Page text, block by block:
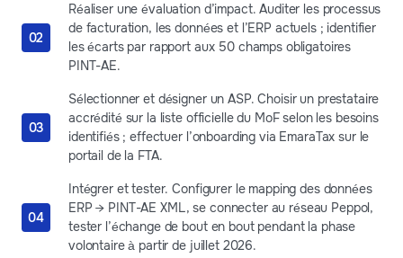
Réaliser une évaluation d’impact. Auditer les processus
de facturation, les données et l’ERP actuels ; identifier
les écarts par rapport aux 50 champs obligatoires
PINT-AE.
Sélectionner et désigner un ASP. Choisir un prestataire
accrédité sur la liste officielle du MoF selon les besoins
identifiés ; effectuer l’onboarding via EmaraTax sur le
portail de la FTA.
Intégrer et tester. Configurer le mapping des données
ERP → PINT-AE XML, se connecter au réseau Peppol,
tester l’échange de bout en bout pendant la phase
volontaire à partir de juillet 2026.